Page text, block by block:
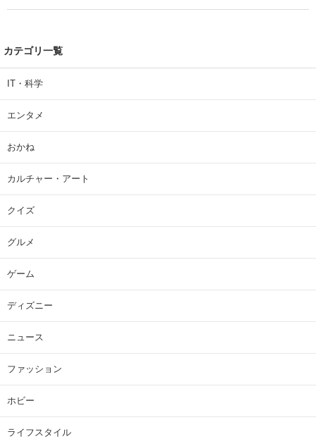
カテゴリ一覧
IT・科学
エンタメ
おかね
カルチャー・アート
クイズ
グルメ
ゲーム
ディズニー
ニュース
ファッション
ホビー
ライフスタイル